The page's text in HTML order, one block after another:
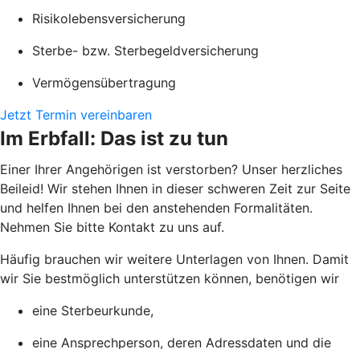
Risikolebensversicherung
Sterbe- bzw. Sterbegeldversicherung
Vermögensübertragung
Jetzt Termin vereinbaren
Im Erbfall: Das ist zu tun
Einer Ihrer Angehörigen ist verstorben? Unser herzliches
Beileid! Wir stehen Ihnen in dieser schweren Zeit zur Seite
und helfen Ihnen bei den anstehenden Formalitäten.
Nehmen Sie bitte Kontakt zu uns auf.
Häufig brauchen wir weitere Unterlagen von Ihnen. Damit
wir Sie bestmöglich unterstützen können, benötigen wir
eine Sterbeurkunde,
eine Ansprechperson, deren Adressdaten und die